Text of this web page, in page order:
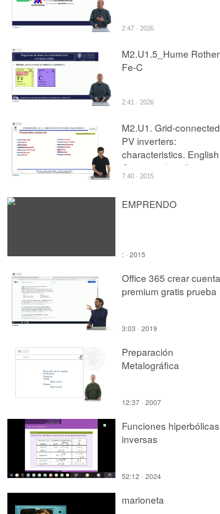
2:47 · 2026
M2.U1.5_Hume
Fe-C
2:41 · 2026
M2.U1. Grid-connected
PV inverters:
characteristics. English
Grammar / spelling
revision
7:40 · 2015
EMPRENDO
: · 2015
Office 365 crear cuenta
premium gratis prueba
3:03 · 2019
Preparación
Metalográfica
12:37 · 2007
Funciones hiperbólicas
inversas
52:12 · 2024
marioneta